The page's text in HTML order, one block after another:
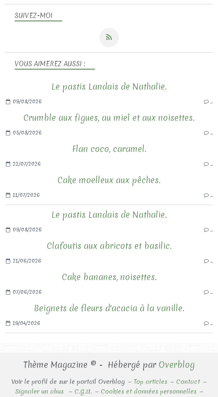
SUIVEZ-MOI
VOUS AIMEREZ AUSSI :
Le pastis Landais de Nathalie.
09/08/2026
Crumble aux figues, au miel et aux noisettes.
05/08/2026
Flan coco, caramel.
22/07/2026
Cake moelleux aux pêches.
11/07/2026
Le pastis Landais de Nathalie.
09/08/2026
Clafoutis aux abricots et basilic.
21/06/2026
Cake bananes, noisettes.
07/06/2026
Beignets de fleurs d'acacia à la vanille.
19/04/2026
Thème Magazine © - Hébergé par Overblog
Voir le profil de sur le portail Overblog Top articles
Contact
Signaler un abus
C.G.U.
Cookies et données personnelles